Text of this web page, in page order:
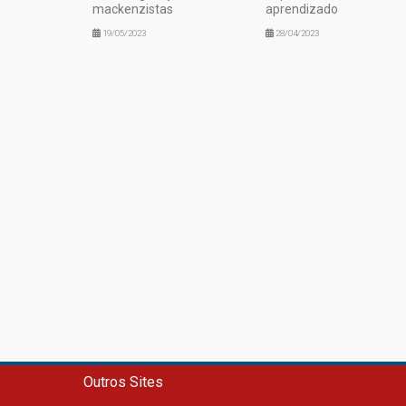
mackenzistas
19/05/2023
aprendizado
28/04/2023
Outros Sites